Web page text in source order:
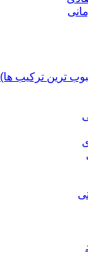
ترین ترکیب ها)